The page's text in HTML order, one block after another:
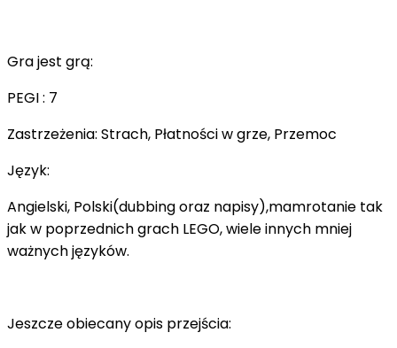
Gra jest grą:
PEGI : 7
Zastrzeżenia: Strach, Płatności w grze, Przemoc
Język:
Angielski, Polski(dubbing oraz napisy),mamrotanie tak
jak w poprzednich grach LEGO, wiele innych mniej
ważnych języków.
Jeszcze obiecany opis przejścia: